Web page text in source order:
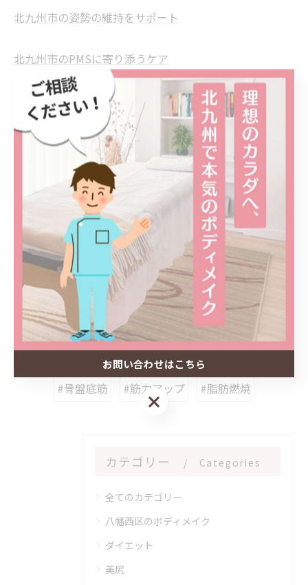
北九州市の姿勢の維持をサポート
北九州市のPMSに寄り添うケア
--------------------------------------------------------------------
八幡西区のボディメイク ダイエット 姿勢 PMS
< 前のページ 一覧に戻る 次のページ >
関連タグ
#ボディメイク
#ぽっこりお腹
#骨盤底筋
#筋力アップ #脂肪燃焼
カテゴリー Categories
全てのカテゴリー
八幡西区のボディメイク
ダイエット
美尻
お問い合わせはこちら
お問い合わせはこちら